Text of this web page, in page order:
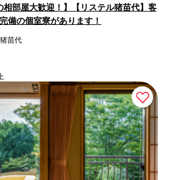
相部屋大歓迎！】【リステル猪苗代】客
備の個室寮があります！
苗代